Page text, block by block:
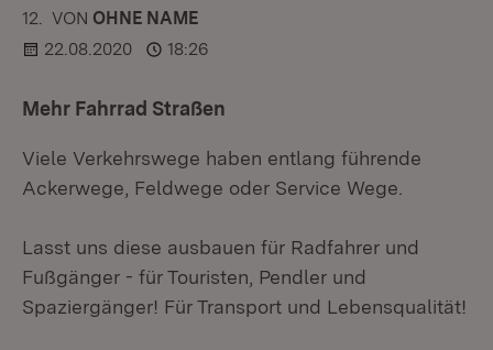
12. KOMMENTAR
VON :OHNE NAME
22.08.2020
18:26
Mehr Fahrrad Straßen
Viele Verkehrswege haben entlang führende
Ackerwege, Feldwege oder Service Wege.
Lasst uns diese ausbauen für Radfahrer und
Fußgänger - für Touristen, Pendler und
Spaziergänger! Für Transport und Lebensqualität!